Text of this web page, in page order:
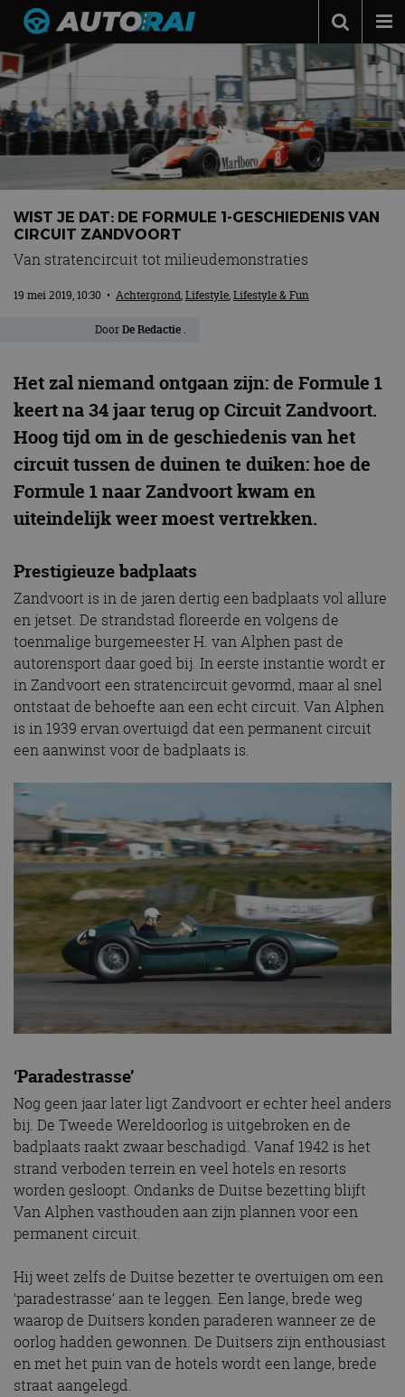
Autonieuws
Podcast
Autotests
Contact
MotorRAI.nl
WIST JE DAT: DE FORMULE 1-GESCHIEDENIS VAN
CIRCUIT ZANDVOORT
Van stratencircuit tot milieudemonstraties
19 mei 2019, 10:30 • Achtergrond,Lifestyle,Lifestyle & Fun
DoorDe Redactie .
Het zal niemand ontgaan zijn: de Formule 1
keert na 34 jaar terug op Circuit Zandvoort.
Hoog tijd om in de geschiedenis van het
circuit tussen de duinen te duiken: hoe de
Formule 1 naar Zandvoort kwam en
uiteindelijk weer moest vertrekken.
Prestigieuze badplaats
Zandvoort is in de jaren dertig een badplaats vol allure
en jetset. De strandstad floreerde en volgens de
toenmalige burgemeester H. van Alphen past de
autorensport daar goed bij. In eerste instantie wordt er
in Zandvoort een stratencircuit gevormd, maar al snel
ontstaat de behoefte aan een echt circuit. Van Alphen
is in 1939 ervan overtuigd dat een permanent circuit
een aanwinst voor de badplaats is.
‘Paradestrasse’
Nog geen jaar later ligt Zandvoort er echter heel anders
bij. De Tweede Wereldoorlog is uitgebroken en de
badplaats raakt zwaar beschadigd. Vanaf 1942 is het
strand verboden terrein en veel hotels en resorts
worden gesloopt. Ondanks de Duitse bezetting blijft
Van Alphen vasthouden aan zijn plannen voor een
permanent circuit.
Hij weet zelfs de Duitse bezetter te overtuigen om een
‘paradestrasse’ aan te leggen. Een lange, brede weg
waarop de Duitsers konden paraderen wanneer ze de
oorlog hadden gewonnen. De Duitsers zijn enthousiast
en met het puin van de hotels wordt een lange, brede
straat aangelegd.